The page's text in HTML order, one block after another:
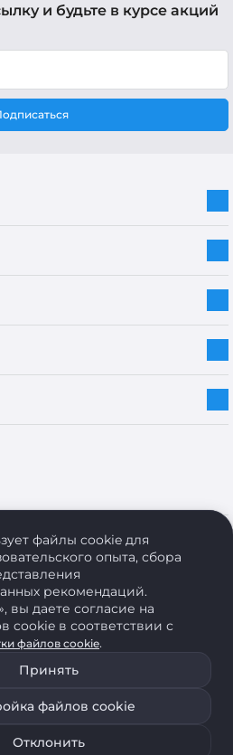
Уведомить о наличии
и будьте в курсе акций
Все права защищены.
ул. Чичерина, д. 26 УНП: 290429086, регистрация:№
Брестский областной исполнительный комитет 31
в Торговом реестре Республики Беларусь № 525626
анонимные данные, передаваемые с помощью
cookie воспользуйтесь соответствующими
персональных данных
файлы cookie для
опыта, сбора
рекомендаций.
вы даете согласие на
cookie в соответствии с
файлов cookie.
Принять
файлов cookie
Отклонить